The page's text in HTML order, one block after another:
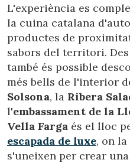
L'experiència es
la cuina catalana
productes de
sabors del territori.
també és possible
més bells de l'interior
Solsona, la Ribera
l'embassament de la
Vella Farga és el lloc
escapada de luxe, on
s'uneixen per crear
Modificar cookies
Tècniques i funcionals
Aquest lloc web utilitza
informació amb la finalitat
Si continua navegant,
de les mateixes. L'usuari té
navegador podent, si així ho
instal·lades al disc dur,
compte que aquesta acció
navegació de la pàgina web.